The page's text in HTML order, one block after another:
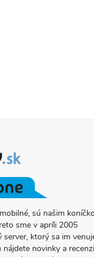
sú našim
sme v apríli 2005
ktorý sa im
novinky a